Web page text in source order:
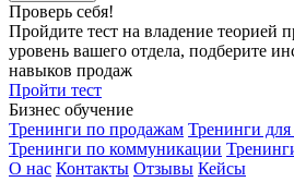
Проверь себя!
Пройдите тест на владение теорией
уровень вашего отдела, подберите
навыков продаж
Пройти тест
Бизнес обучение
Тренинги по продажам Тренинги для
Тренинги по коммуникации
О нас Контакты Отзывы Кейсы